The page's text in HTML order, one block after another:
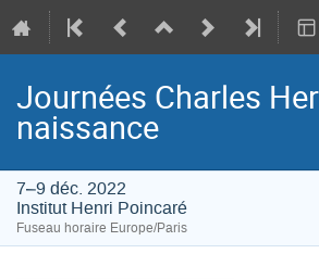
Journées Charles
naissance
7–9 déc. 2022
Institut Henri Poincaré
Fuseau horaire Europe/Paris